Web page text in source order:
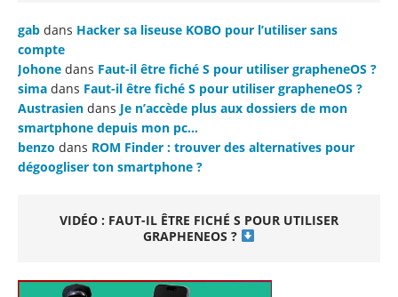
gab dans Hacker sa liseuse KOBO pour l’utiliser sans
compte
Johone dans Faut-il être fiché S pour utiliser grapheneOS ?
sima dans Faut-il être fiché S pour utiliser grapheneOS ?
Austrasien dans Je n’accède plus aux dossiers de mon
smartphone depuis mon pc…
benzo dans ROM Finder : trouver des alternatives pour
dégoogliser ton smartphone ?
VIDÉO : FAUT-IL ÊTRE FICHÉ S POUR UTILISER
GRAPHENEOS ?